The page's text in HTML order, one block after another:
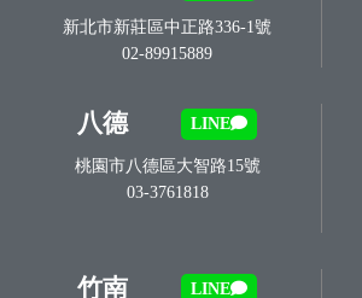
新北市新莊區中正路336-1號
02-89915889
八德 LINE
桃園市八德區大智路15號
03-3761818
竹南 LINE